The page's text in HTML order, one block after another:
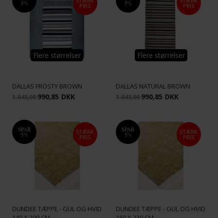
5% PRIS
Flere størrelser
DALLAS FROSTY BROWN
1.043,00990,85 DKK
5% PRIS
Flere størrelser
DALLAS NATURAL BROWN
1.043,00990,85 DKK
SPAR
5% STÆRK
PRIS
DUNDEE TÆPPE - GUL OG HVID
SPAR
5% STÆRK
PRIS
DUNDEE TÆPPE - GUL OG HVID